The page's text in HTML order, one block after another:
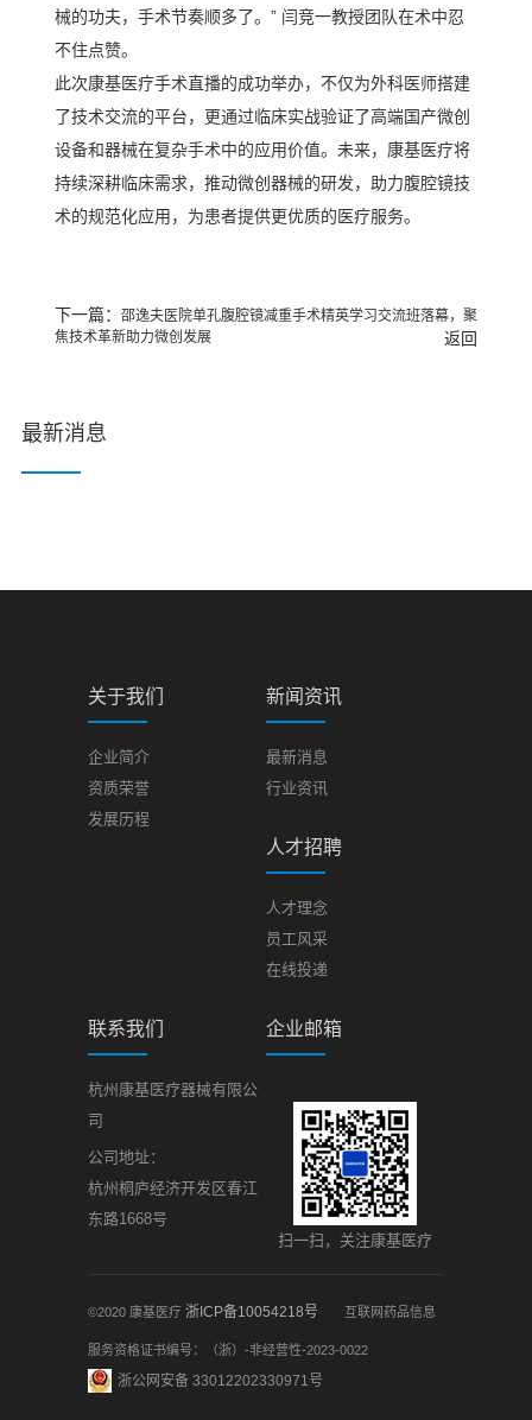
械的功夫，手术节奏顺多了。 ” 闫竞一教授团队在术中忍
不住点赞。
此次康基医疗手术直播的成功举办，不仅为外科医师搭建
了技术交流的平台，更通过临床实战验证了高端国产微创
设备和器械在复杂手术中的应用价值。未来，康基医疗将
持续深耕临床需求，推动微创器械的研发，助力腹腔镜技
术的规范化应用，为患者提供更优质的医疗服务。
下一篇： 邵逸夫医院单孔腹腔镜减重手术精英学习交流班落幕，聚
焦技术革新助力微创发展
返回
最新消息
关于我们
企业简介
资质荣誉
发展历程
新闻资讯
最新消息
行业资讯
人才招聘
人才理念
员工风采
在线投递
联系我们
杭州康基医疗器械有限公
司
公司地址：
杭州桐庐经济开发区春江
东路1668号
企业邮箱
扫一扫，关注康基医疗
©2020 康基医疗 浙ICP备10054218号 互联网药品信息
服务资格证书编号：（浙）-非经营性-2023-0022
浙公网安备 33012202330971号